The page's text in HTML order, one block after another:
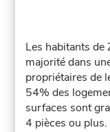
Les habitants de
majorité dans
propriétaires de
54% des
surfaces sont
4 pièces ou plus.